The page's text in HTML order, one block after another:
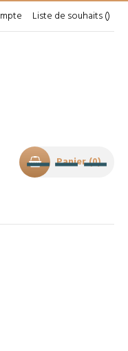
Liste de souhaits
Panier 0